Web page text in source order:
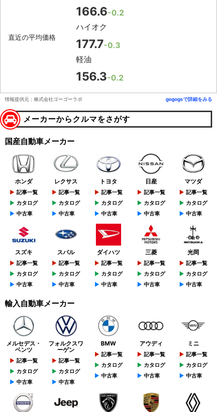
直近の平均価格
166.6-0.2
ハイオク
177.7-0.3
軽油
156.3-0.2
情報提供元：株式会社ゴーゴーラボ gogogsで詳細をみる
メーカーからクルマをさがす
国産自動車メーカー
ホンダ
記事一覧
カタログ
中古車
レクサス
記事一覧
カタログ
中古車
トヨタ
記事一覧
カタログ
中古車
日産
記事一覧
カタログ
中古車
マツダ
記事一覧
カタログ
中古車
スズキ
記事一覧
カタログ
中古車
スバル
記事一覧
カタログ
中古車
ダイハツ
記事一覧
カタログ
中古車
三菱
記事一覧
カタログ
中古車
光岡
記事一覧
カタログ
中古車
輸入自動車メーカー
メルセデス・
ベンツ
記事一覧
カタログ
中古車
フォルクスワ
ーゲン
記事一覧
カタログ
中古車
BMW
記事一覧
カタログ
中古車
アウディ
記事一覧
カタログ
中古車
ミニ
記事一覧
カタログ
中古車